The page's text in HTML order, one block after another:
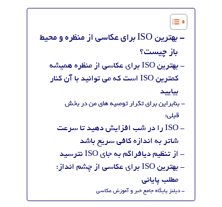
بهترین ISO برای عکاسی از منظره و محیط
باز چیست؟
بهترین ISO برای عکاسی از منظره همیشه
کمترین ISO است که می توانید با آن کنار
بیایید
بنابراین برای تکرار توصیه های من در بخش
قبلی:
ISO را در شب افزایش دهید تا سرعت
شاتر به اندازه کافی سریع باشد
از تنظیم دیافراگم به جای ISO نترسید
بهترین ISO برای عکاسی از چشم انداز:
مطلب پایانی
دیلنز پایگاه جامع خبر و آموزش عکاسی